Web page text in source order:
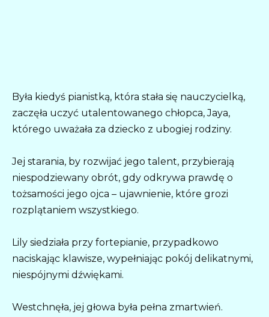
Była kiedyś pianistką, która stała się nauczycielką,
zaczęła uczyć utalentowanego chłopca, Jaya,
którego uważała za dziecko z ubogiej rodziny.
Jej starania, by rozwijać jego talent, przybierają
niespodziewany obrót, gdy odkrywa prawdę o
tożsamości jego ojca – ujawnienie, które grozi
rozplątaniem wszystkiego.
Lily siedziała przy fortepianie, przypadkowo
naciskając klawisze, wypełniając pokój delikatnymi,
niespójnymi dźwiękami.
Westchnęła, jej głowa była pełna zmartwień.